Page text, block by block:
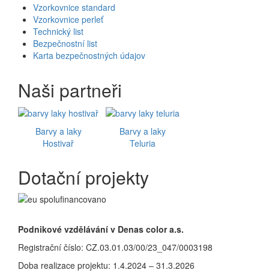
Vzorkovnice standard
Vzorkovnice perleť
Technický list
Bezpečnostní list
Karta bezpečnostných údajov
Naši partneři
Barvy a laky
Hostivař
Barvy a laky
Teluria
Dotační projekty
Podnikové vzdělávání v Denas color a.s.
Registrační číslo: CZ.03.01.03/00/23_047/0003198
Doba realizace projektu: 1.4.2024 – 31.3.2026